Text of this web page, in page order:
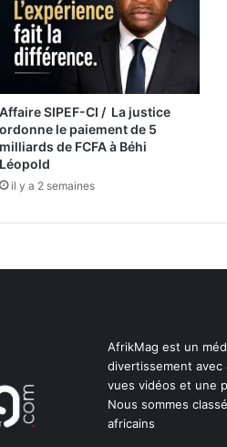
Affaire SIPEF-CI / La justice
ordonne le paiement de 5
milliards de FCFA à Béhi
Léopold
il y a 2 semaines
AfrikMag est un
divertissement avec
vues vidéos et une
Nous sommes
africains